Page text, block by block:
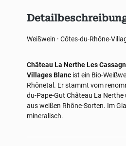
Weißwein · Côtes-du-Rhône-
Château La Nerthe Les
Villages Blanc ist ein Bio-
Rhônetal. Er stammt vom
du-Pape-Gut Château La Nerthe
aus weißen Rhône-Sorten. Im
mineralisch.